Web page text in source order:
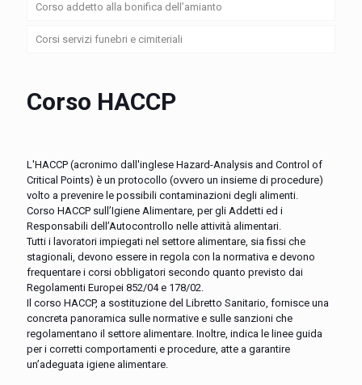
Corso addetto alla bonifica dell’amianto
Corsi servizi funebri e cimiteriali
Corso HACCP
L'HACCP (acronimo dall'inglese Hazard-Analysis and Control of
Critical Points) è un protocollo (ovvero un insieme di procedure)
volto a prevenire le possibili contaminazioni degli alimenti.
Corso HACCP sull’Igiene Alimentare, per gli Addetti ed i
Responsabili dell’Autocontrollo nelle attività alimentari.
Tutti i lavoratori impiegati nel settore alimentare, sia fissi che
stagionali, devono essere in regola con la normativa e devono
frequentare i corsi obbligatori secondo quanto previsto dai
Regolamenti Europei 852/04 e 178/02.
Il corso HACCP, a sostituzione del Libretto Sanitario, fornisce una
concreta panoramica sulle normative e sulle sanzioni che
regolamentano il settore alimentare. Inoltre, indica le linee guida
per i corretti comportamenti e procedure, atte a garantire
un’adeguata igiene alimentare.